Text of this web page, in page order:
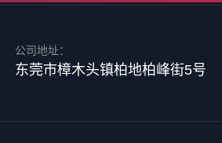
公司地址：
东莞市樟木头镇柏地柏峰街5号